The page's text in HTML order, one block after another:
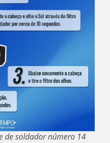
de soldador número 14